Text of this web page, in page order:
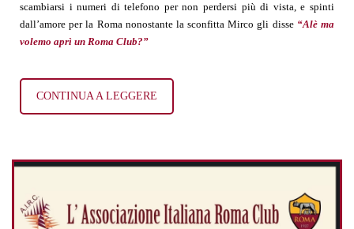
scambiarsi i numeri di telefono per non perdersi più di vista, e spinti
dall’amore per la Roma nonostante la sconfitta Mirco gli disse “Alè ma
volemo aprì un Roma Club?”
CONTINUA A LEGGERE